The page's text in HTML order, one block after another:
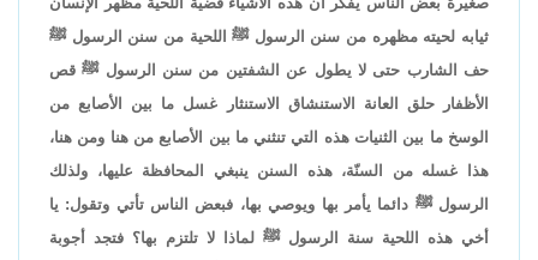
ثيابه لحيته مظهره من سنن الرسول ﷺ اللحية من سنن الرسول ﷺ
حف الشارب حتى لا يطول عن الشفتين من سنن الرسول ﷺ قص
الأظفار حلق العانة الاستنشاق الاستنثار غسل ما بين الأصابع من
الوسخ ما بين الثنيات هذه التي تنثني ما بين الأصابع من هنا ومن هنا،
هذا غسله من السنّة، هذه السنن ينبغي المحافظة عليها، ولذلك
الرسول ﷺ دائما يأمر بها ويوصي بها، فبعض الناس تأتي وتقول: يا
أخي هذه اللحية سنة الرسول ﷺ لماذا لا تلتزم بها؟ فتجد أجوبة